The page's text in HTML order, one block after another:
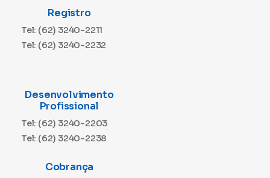
Registro
Tel: (62) 3240-2211
Tel: (62) 3240-2232
Desenvolvimento
Profissional
Tel: (62) 3240-2203
Tel: (62) 3240-2238
Cobrança